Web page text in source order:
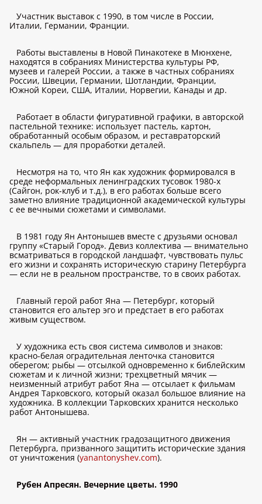
Участник выставок с 1990, в том числе в России,
Италии, Германии, Франции.
Работы выставлены в Новой Пинакотеке в Мюнхене,
находятся в собраниях Министерства культуры РФ,
музеев и галерей России, а также в частных собраниях
России, Швеции, Германии, Шотландии, Франции,
Южной Кореи, США, Италии, Норвегии, Канады и др.
Работает в области фигуративной графики, в авторской
пастельной технике: использует пастель, картон,
обработанный особым образом, и реставраторский
скальпель — для проработки деталей.
Несмотря на то, что Ян как художник формировался в
среде неформальных ленинградских тусовок 1980-х
(Сайгон, рок-клуб и т.д.), в его работах больше всего
заметно влияние традиционной академической культуры
с ее вечными сюжетами и символами.
В 1981 году Ян Антонышев вместе с друзьями основал
группу «Старый Город». Девиз коллектива — внимательно
всматриваться в городской ландшафт, чувствовать пульс
его жизни и сохранять историческую старину Петербурга
— если не в реальном пространстве, то в своих работах.
Главный герой работ Яна — Петербург, который
становится его альтер эго и предстает в его работах
живым существом.
У художника есть своя система символов и знаков:
красно-белая оградительная ленточка становится
оберегом; рыбы — отсылкой одновременно к библейским
сюжетам и к личной жизни; трехцветный мячик —
неизменный атрибут работ Яна — отсылает к фильмам
Андрея Тарковского, который оказал большое влияние на
художника. В коллекции Тарковских хранится несколько
работ Антонышева.
Ян — активный участник градозащитного движения
Петербурга, призванного защитить исторические здания
от уничтожения (yanantonyshev.com).
Рубен Апресян. Вечерние цветы. 1990